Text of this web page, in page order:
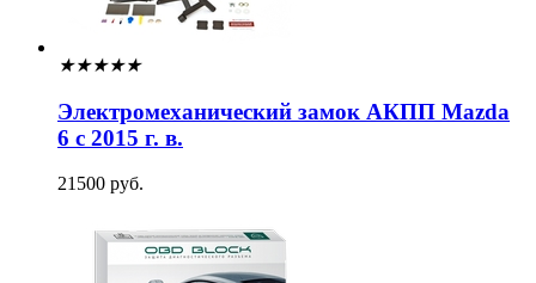
★★★★★
Электромеханический замок АКПП Mazda
6 с 2015 г. в.
21500 руб.